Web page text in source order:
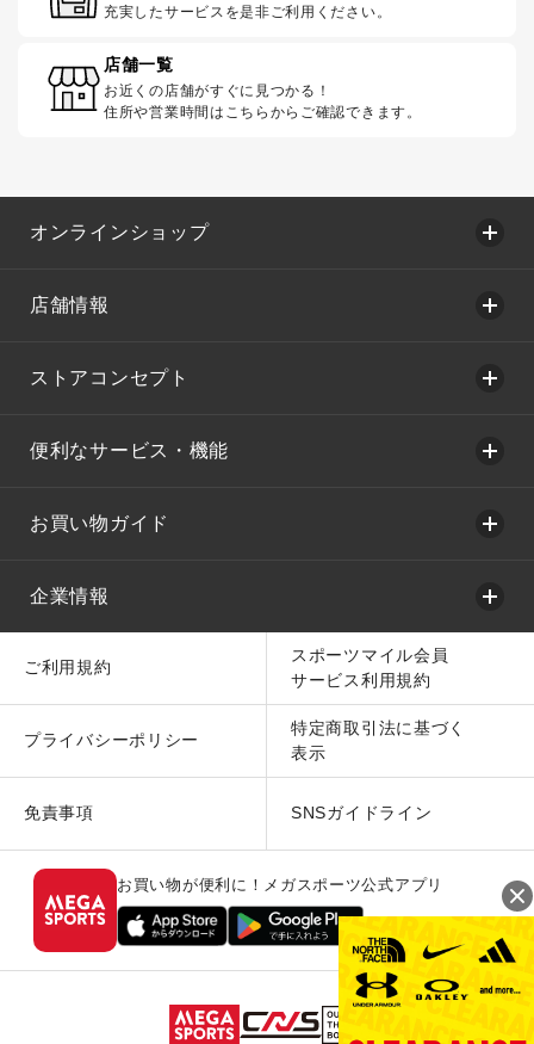
充実したサービスを是非ご利用ください。
店舗一覧
お近くの店舗がすぐに見つかる！
住所や営業時間はこちらからご確認できます。
オンラインショップ
店舗情報
ストアコンセプト
便利なサービス・機能
お買い物ガイド
企業情報
ご利用規約
スポーツマイル会員
サービス利用規約
プライバシーポリシー
特定商取引法に基づく
表示
免責事項 SNSガイドライン
お買い物が便利に！メガスポーツ公式アプリ